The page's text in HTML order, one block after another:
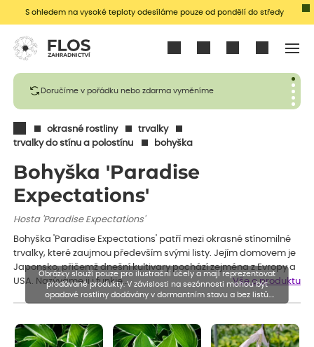
S ohledem na vysoké teploty odesíláme pouze od pondělí do středy
Doručíme v pořádku nebo zdarma vyměníme
okrasné rostliny
trvalky
trvalky do stínu a polostínu
bohyška
Bohyška 'Paradise
Expectations'
Hosta 'Paradise Expectations'
Bohyška 'Paradise Expectations' patří mezi okrasné stínomilné
trvalky, které zaujmou především svými listy. Jejím domovem je
Japonsko, přičemž dnešní kultivary pochází zejména z Evropy a
USA. Nazýváme ji i funkie…
Vše o produktu
Obrázky slouží pouze pro ilustrační účely a mají reprezentovat
prodávané produkty. V závislosti na sezónnosti mohou být
opadavé rostliny dodávány v dormantním stavu a bez listů.
Rostliny mohou být také sestřiženy níže, než je uvedená výška,